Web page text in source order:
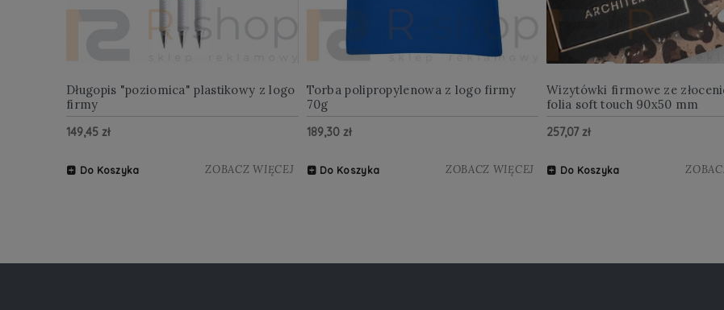
Długopis "poziomica" plastikowy z logo
firmy
149,45 zł
Do Koszyka ZOBACZ WIĘCEJ
Torba polipropylenowa z logo firmy
70g
189,30 zł
Do Koszyka ZOBACZ WIĘCEJ
Wizytówki firmowe ze
folia soft touch 90x50 mm
257,07 zł
Do Koszyka